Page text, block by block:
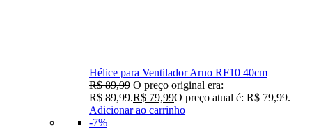
Hélice para Ventilador Arno RF10 40cm
R$89,99 O preço original era:
R$ 89,99.R$ 79,99O preço atual é: R$ 79,99.
Adicionar ao carrinho
-7%